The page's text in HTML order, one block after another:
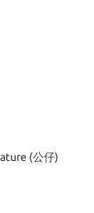
(公仔)